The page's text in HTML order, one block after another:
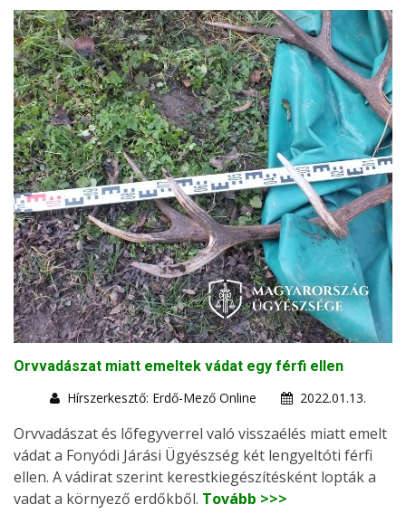
Orvvadászat miatt emeltek vádat egy férfi ellen
Hírszerkesztő: Erdő-Mező Online
2022.01.13.
Orvvadászat és lőfegyverrel való visszaélés miatt emelt
vádat a Fonyódi Járási Ügyészség két lengyeltóti férfi
ellen. A vádirat szerint kerestkiegészítésként lopták a
vadat a környező erdőkből. Tovább >>>